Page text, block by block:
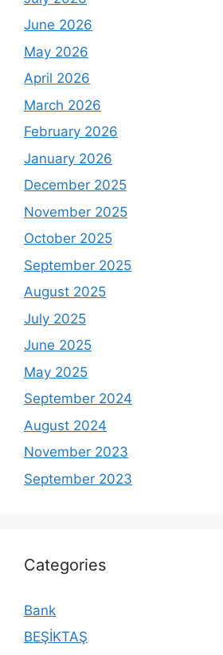
June 2026
May 2026
April 2026
March 2026
February 2026
January 2026
December 2025
November 2025
October 2025
September 2025
August 2025
July 2025
June 2025
May 2025
September 2024
August 2024
November 2023
September 2023
Categories
Bank
BEŞİKTAŞ